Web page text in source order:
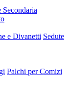
e Divanetti Sedute
Palchi per Comizi